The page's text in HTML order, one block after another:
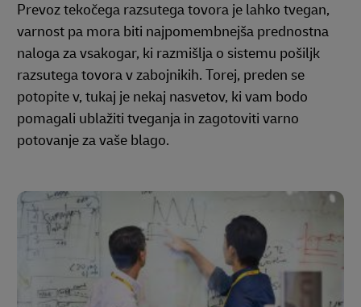
Prevoz tekočega razsutega tovora je lahko tvegan,
varnost pa mora biti najpomembnejša prednostna
naloga za vsakogar, ki razmišlja o sistemu pošiljk
razsutega tovora v zabojnikih. Torej, preden se
potopite v, tukaj je nekaj nasvetov, ki vam bodo
pomagali ublažiti tveganja in zagotoviti varno
potovanje za vaše blago.